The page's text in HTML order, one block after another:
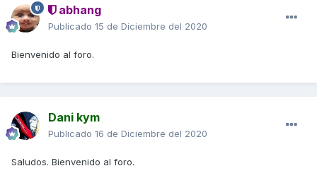
abhang
Publicado 15 de Diciembre del 2020
Bienvenido al foro.
Dani kym
Publicado 16 de Diciembre del 2020
Saludos. Bienvenido al foro.